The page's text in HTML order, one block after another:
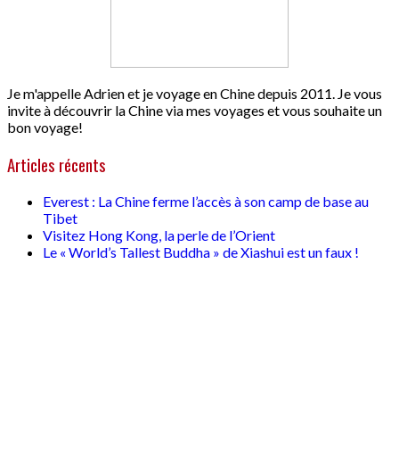
Je m'appelle Adrien et je voyage en Chine depuis 2011. Je vous
invite à découvrir la Chine via mes voyages et vous souhaite un
bon voyage!
Articles récents
Everest : La Chine ferme l’accès à son camp de base au
Tibet
Visitez Hong Kong, la perle de l’Orient
Le « World’s Tallest Buddha » de Xiashui est un faux !